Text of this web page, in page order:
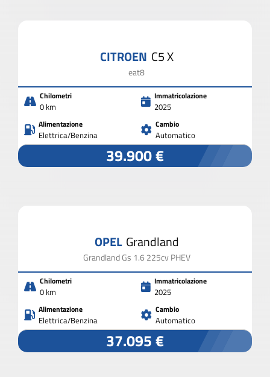
CITROEN C5 X
eat8
Chilometri
0 km
Immatricolazione
2025
Alimentazione
Elettrica/Benzina
Cambio
Automatico
39.900 €
OPEL Grandland
Grandland Gs 1.6 225cv PHEV
Chilometri
0 km
Immatricolazione
2025
Alimentazione
Elettrica/Benzina
Cambio
Automatico
37.095 €